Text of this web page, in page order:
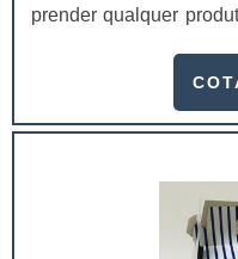
prender qualquer
exemplo.Conhecidas
a de causar a
personalizadas de